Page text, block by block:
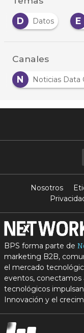
D
Datos E
Canales
N
Noticias Data
Nosotros
BPS forma parte de
marketing B2B,
el mercado
eventos, conectamos
tecnológicos
Innovación y el